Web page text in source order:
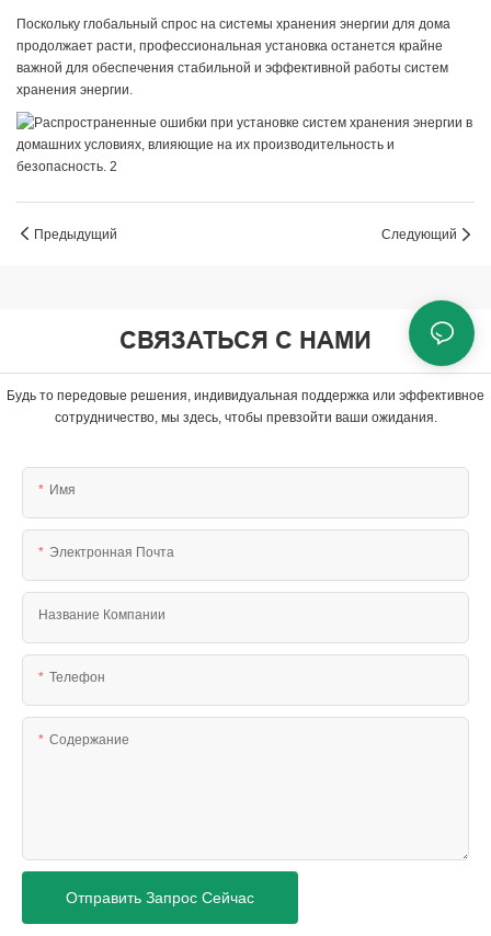
Поскольку глобальный спрос на системы хранения энергии для дома
продолжает расти, профессиональная установка останется крайне
важной для обеспечения стабильной и эффективной работы систем
хранения энергии.
Предыдущий Следующий
СВЯЗАТЬСЯ С НАМИ
Будь то передовые решения, индивидуальная поддержка или эффективное
сотрудничество, мы здесь, чтобы превзойти ваши ожидания.
Имя
Электронная Почта
Название Компании
Телефон
Содержание
Отправить Запрос Сейчас